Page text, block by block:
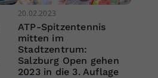
20.02.2023
ATP-Spitzentennis
mitten im
Stadtzentrum:
Salzburg Open gehen
2023 in die 3. Auflage